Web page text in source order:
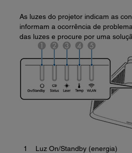
As luzes do projetor indicam as
informam a ocorrência de
das luzes e procure por uma
1 Luz On/Standby (energia)